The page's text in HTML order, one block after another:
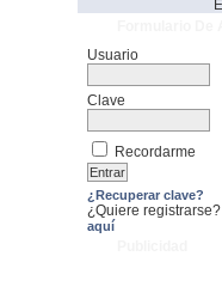
Usuario
Clave
Recordarme
¿Recuperar clave?
¿Quiere registrarse?
aquí